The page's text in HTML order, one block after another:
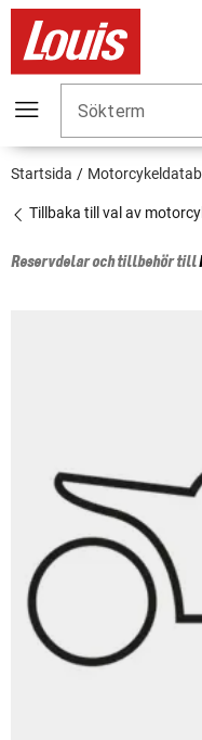
Sökterm
Startsida
Tillbaka till val av
Reservdelar och tillbehör till